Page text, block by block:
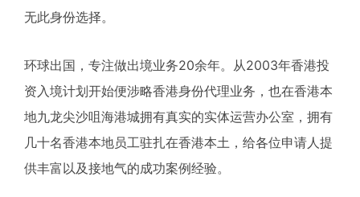
无此身份选择。
环球出国，专注做出境业务20余年。从2003年香港投
资入境计划开始便涉略香港身份代理业务，也在香港本
地九龙尖沙咀海港城拥有真实的实体运营办公室，拥有
几十名香港本地员工驻扎在香港本土，给各位申请人提
供丰富以及接地气的成功案例经验。